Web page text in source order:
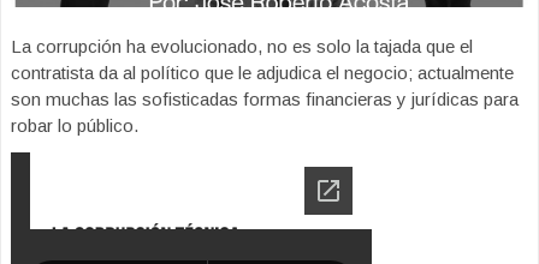
La corrupción ha evolucionado, no es solo la tajada que el
contratista da al político que le adjudica el negocio; actualmente
son muchas las sofisticadas formas financieras y jurídicas para
robar lo público.